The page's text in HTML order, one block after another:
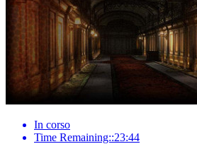
In corso
Time Remaining::23:44